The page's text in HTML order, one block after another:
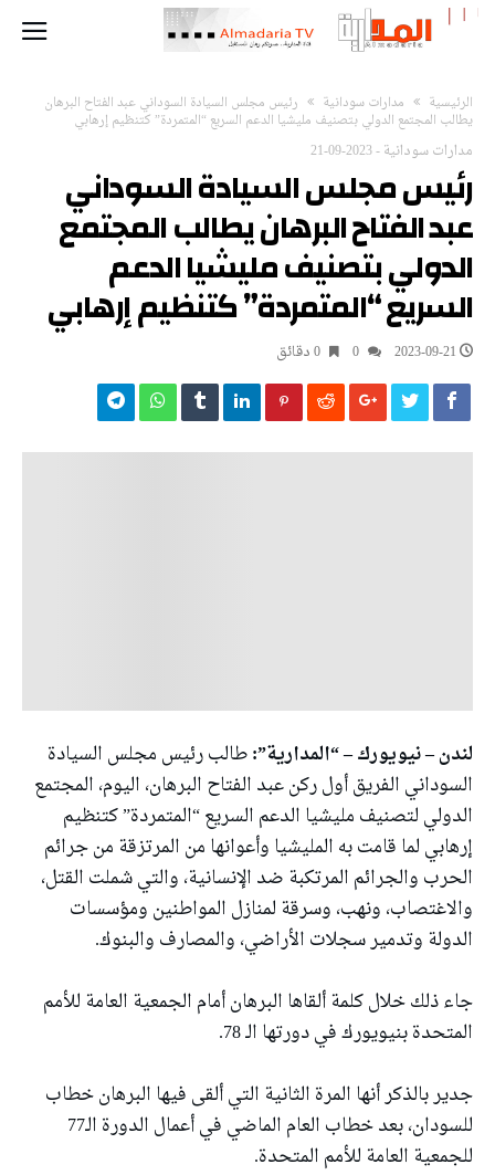
‫الرئيسية‬ مدارات سودانية رئيس مجلس السيادة السوداني عبد الفتاح البرهان
يطالب المجتمع الدولي بتصنيف مليشيا الدعم السريع “المتمردة” كتنظيم إرهابي
مدارات سودانية-
2023-09-21
رئيس مجلس السيادة السوداني
عبد الفتاح البرهان يطالب المجتمع
الدولي بتصنيف مليشيا الدعم
السريع “المتمردة” كتنظيم إرهابي
2023-09-21 0 ‫دقائق‬
لندن – نيويورك – “المدارية”:طالب رئيس مجلس السيادة
السوداني الفريق أول ركن عبد الفتاح البرهان، اليوم، المجتمع
الدولي لتصنيف مليشيا الدعم السريع “المتمردة” كتنظيم
إرهابي لما قامت به المليشيا وأعوانها من المرتزقة من جرائم
الحرب والجرائم المرتكبة ضد الإنسانية، والتي شملت القتل،
والاغتصاب، ونهب، وسرقة لمنازل المواطنين ومؤسسات
الدولة وتدمير سجلات الأراضي، والمصارف والبنوك.
جاء ذلك خلال كلمة ألقاها البرهان أمام الجمعية العامة للأمم
المتحدة بنيويورك في دورتها الـ 78.
جدير بالذكر أنها المرة الثانية التي ألقى فيها البرهان خطاب
للسودان، بعد خطاب العام الماضي في أعمال الدورة الـ77
للجمعية العامة للأمم المتحدة.